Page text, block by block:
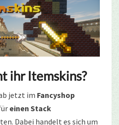
ihr Itemskins?
jetzt im Fancyshop
einen Stack
Dabei handelt es sich um